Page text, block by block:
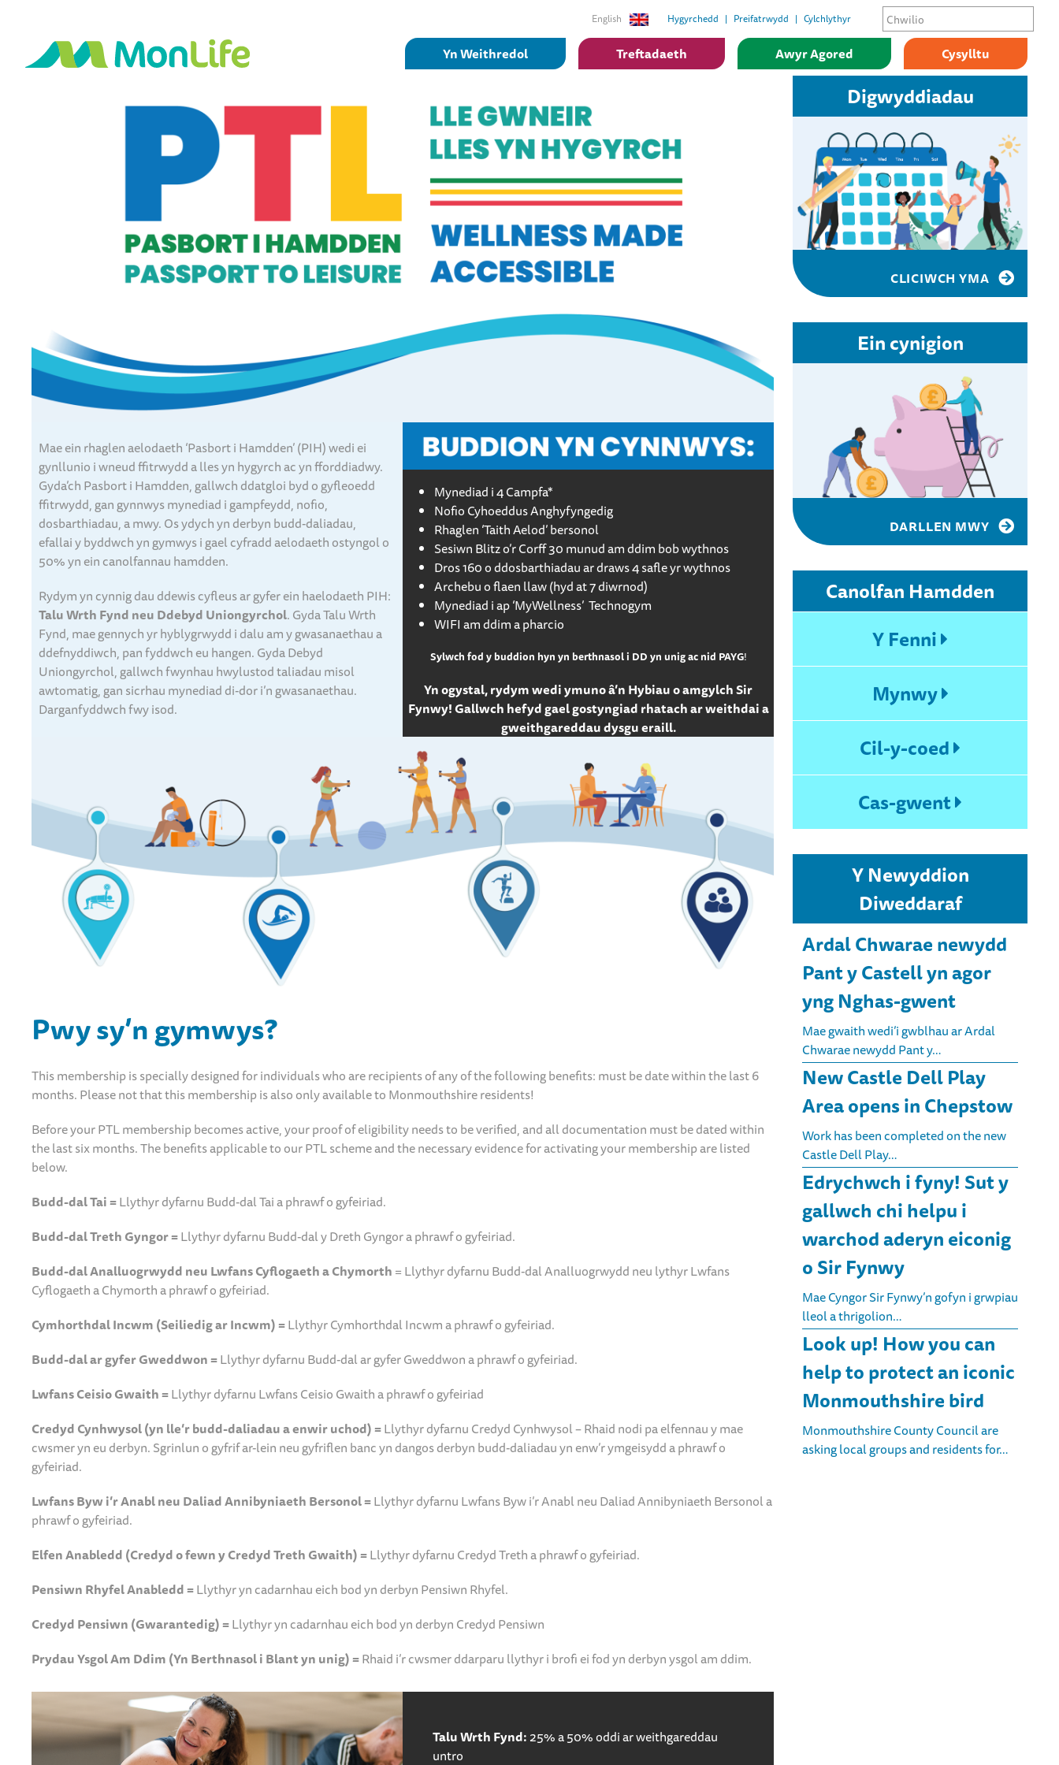
English Hygyrchedd Preifatrwydd Cylchlythyr
Yn Weithredol Treftadaeth Awyr Agored Cysylltu
Mae ein rhaglen aelodaeth ‘Pasbort i Hamdden’ (PIH) wedi ei
gynllunio i wneud ffitrwydd a lles yn hygyrch ac yn fforddiadwy.
Gyda’ch Pasbort i Hamdden, gallwch ddatgloi byd o gyfleoedd
ffitrwydd, gan gynnwys mynediad i gampfeydd, nofio,
dosbarthiadau, a mwy. Os ydych yn derbyn budd-daliadau,
efallai y byddwch yn gymwys i gael cyfradd aelodaeth ostyngol o
50% yn ein canolfannau hamdden.
Rydym yn cynnig dau ddewis cyfleus ar gyfer ein haelodaeth PIH:
Talu Wrth Fynd neu Ddebyd Uniongyrchol. Gyda Talu Wrth
Fynd, mae gennych yr hyblygrwydd i dalu am y gwasanaethau a
ddefnyddiwch, pan fyddwch eu hangen. Gyda Debyd
Uniongyrchol, gallwch fwynhau hwylustod taliadau misol
awtomatig, gan sicrhau mynediad di-dor i’n gwasanaethau.
Darganfyddwch fwy isod.
Mynediad i 4 Campfa*
Nofio Cyhoeddus Anghyfyngedig
Rhaglen ‘Taith Aelod’ bersonol
Sesiwn Blitz o’r Corff 30 munud am ddim bob wythnos
Dros 160 o ddosbarthiadau ar draws 4 safle yr wythnos
Archebu o flaen llaw (hyd at 7 diwrnod)
Mynediad i ap ‘MyWellness’ Technogym
WIFI am ddim a pharcio
Sylwch fod y buddion hyn yn berthnasol i DD yn unig ac nid PAYG!
Yn ogystal, rydym wedi ymuno â’n Hybiau o amgylch Sir
Fynwy! Gallwch hefyd gael gostyngiad rhatach ar weithdai a
gweithgareddau dysgu eraill.
Pwy sy’n gymwys?
This membership is specially designed for individuals who are recipients of any of the following benefits: must be date within the last 6
months. Please not that this membership is also only available to Monmouthshire residents!
Before your PTL membership becomes active, your proof of eligibility needs to be verified, and all documentation must be dated within
the last six months. The benefits applicable to our PTL scheme and the necessary evidence for activating your membership are listed
below.
Budd-dal Tai =Llythyr dyfarnu Budd-dal Tai a phrawf o gyfeiriad.
Budd-dal Treth Gyngor =Llythyr dyfarnu Budd-dal y Dreth Gyngor a phrawf o gyfeiriad.
Budd-dal Analluogrwydd neu Lwfans Cyflogaeth a Chymorth= Llythyr dyfarnu Budd-dal Analluogrwydd neu lythyr Lwfans
Cyflogaeth a Chymorth a phrawf o gyfeiriad.
Cymhorthdal Incwm (Seiliedig ar Incwm) =Llythyr Cymhorthdal Incwm a phrawf o gyfeiriad.
Budd-dal ar gyfer Gweddwon =Llythyr dyfarnu Budd-dal ar gyfer Gweddwon a phrawf o gyfeiriad.
Lwfans Ceisio Gwaith =Llythyr dyfarnu Lwfans Ceisio Gwaith a phrawf o gyfeiriad
Credyd Cynhwysol (yn lle’r budd-daliadau a enwir uchod) =Llythyr dyfarnu Credyd Cynhwysol – Rhaid nodi pa elfennau y mae
cwsmer yn eu derbyn. Sgrinlun o gyfrif ar-lein neu gyfriflen banc yn dangos derbyn budd-daliadau yn enw’r ymgeisydd a phrawf o
gyfeiriad.
Lwfans Byw i’r Anabl neu Daliad Annibyniaeth Bersonol =Llythyr dyfarnu Lwfans Byw i’r Anabl neu Daliad Annibyniaeth Bersonol a
phrawf o gyfeiriad.
Elfen Anabledd (Credyd o fewn y Credyd Treth Gwaith) =Llythyr dyfarnu Credyd Treth a phrawf o gyfeiriad.
Pensiwn Rhyfel Anabledd =Llythyr yn cadarnhau eich bod yn derbyn Pensiwn Rhyfel.
Credyd Pensiwn (Gwarantedig) =Llythyr yn cadarnhau eich bod yn derbyn Credyd Pensiwn
Prydau Ysgol Am Ddim (Yn Berthnasol i Blant yn unig) =Rhaid i’r cwsmer ddarparu llythyr i brofi ei fod yn derbyn ysgol am ddim.
Talu Wrth Fynd:25% a 50% oddi ar weithgareddau
untro
Digwyddiadau
CLICIWCH YMA
Ein cynigion
DARLLEN MWY
Canolfan Hamdden
Y Fenni
Mynwy
Cil-y-coed
Cas-gwent
Y Newyddion
Diweddaraf
Ardal Chwarae newydd
Pant y Castell yn agor
yng Nghas-gwent
Mae gwaith wedi’i gwblhau ar Ardal
Chwarae newydd Pant y…
New Castle Dell Play
Area opens in Chepstow
Work has been completed on the new
Castle Dell Play…
Edrychwch i fyny! Sut y
gallwch chi helpu i
warchod aderyn eiconig
o Sir Fynwy
Mae Cyngor Sir Fynwy’n gofyn i grwpiau
lleol a thrigolion…
Look up! How you can
help to protect an iconic
Monmouthshire bird
Monmouthshire County Council are
asking local groups and residents for…